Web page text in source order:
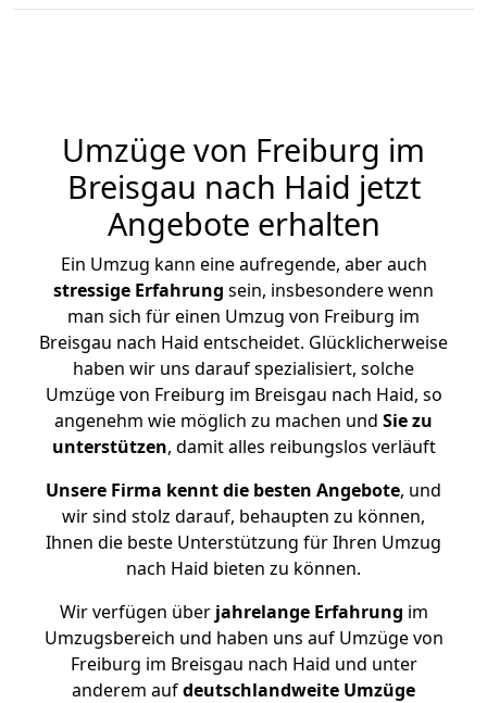
Umzüge von Freiburg im
Breisgau nach Haid jetzt
Angebote erhalten
Ein Umzug kann eine aufregende, aber auch
stressige Erfahrung sein, insbesondere wenn
man sich für einen Umzug von Freiburg im
Breisgau nach Haid entscheidet. Glücklicherweise
haben wir uns darauf spezialisiert, solche
Umzüge von Freiburg im Breisgau nach Haid, so
angenehm wie möglich zu machen und Sie zu
unterstützen, damit alles reibungslos verläuft
Unsere Firma kennt die besten Angebote, und
wir sind stolz darauf, behaupten zu können,
Ihnen die beste Unterstützung für Ihren Umzug
nach Haid bieten zu können.
Wir verfügen überjahrelange Erfahrung im
Umzugsbereich und haben uns auf Umzüge von
Freiburg im Breisgau nach Haid und unter
anderem aufdeutschlandweite Umzüge